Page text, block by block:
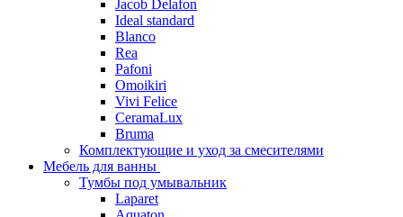
Jacob Delafon
Ideal standard
Blanco
Rea
Pafoni
Omoikiri
Vivi Felice
CeramaLux
Bruma
Комплектующие и уход за смесителями
Мебель для ванны
Тумбы под умывальник
Laparet